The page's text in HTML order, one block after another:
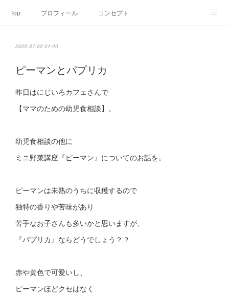
Top プロフィール コンセプト
SNS
2022.07.02 01:40
ピーマンとパプリカ
昨日はにじいろカフェさんで
【ママのための幼児食相談】。
幼児食相談の他に
ミニ野菜講座『ピーマン』についてのお話を。
ピーマンは未熟のうちに収穫するので
独特の香りや苦味があり
苦手なお子さんも多いかと思いますが、
『パプリカ』ならどうでしょう？？
赤や黄色で可愛いし、
ピーマンほどクセはなく